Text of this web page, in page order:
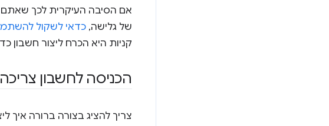
אם הסיבה העיקרית לכך שאתם
של גלישה, כדאי לשקול
קניות היא הכרח ליצור חשבון
הכניסה לחשבון
צריך להציג בצורה ברורה איך